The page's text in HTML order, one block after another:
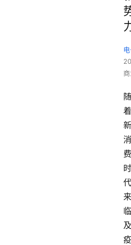
随
着
新
消
费
时
代
来
临
及
疫